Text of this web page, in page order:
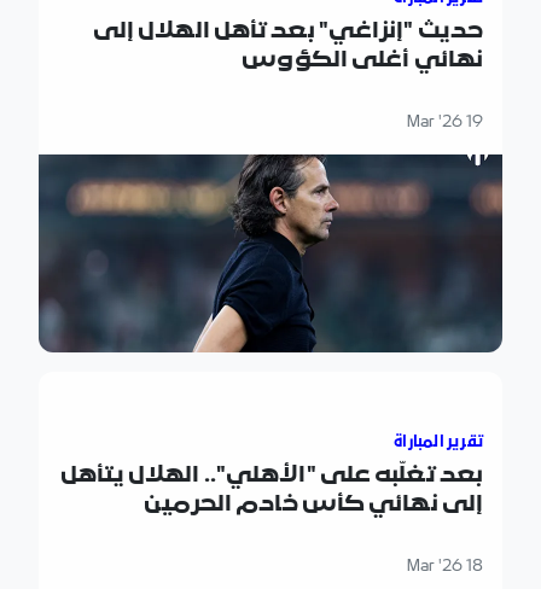
حديث "إنزاغي" بعد تأهل الهلال إلى
نهائي أغلى الكؤوس
19 Mar '26
تقرير المباراة
بعد تغلّبه على "الأهلي".. الهلال يتأهل
إلى نهائي كأس خادم الحرمين
18 Mar '26